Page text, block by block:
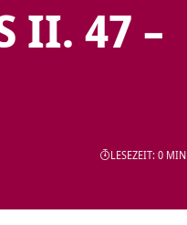
II. 47 –
LESEZEIT: 0 MIN